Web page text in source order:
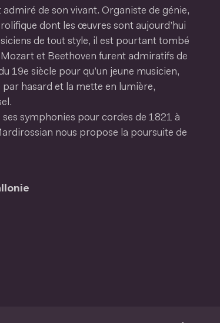
de son vivant. Organiste de génie,
dont les œuvres sont aujourd’hui
de tout style, il est pourtant tombé
et Beethoven furent admiratifs de
19e siècle pour qu’un jeune musicien,
hasard et la mette en lumière,
symphonies pour cordes de 1821 à
nous propose la poursuite de